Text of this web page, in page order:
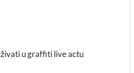
u graffiti live actu